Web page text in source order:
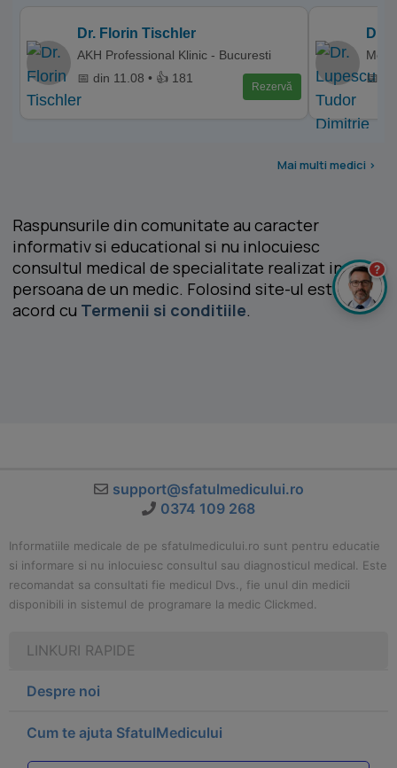
Dr. Florin Tischler
AKH Professional Klinic - Bucuresti
📅 din 11.08 • 👍 181
Rezervă
Dr.
📅
Mai multi medici >
Raspunsurile din comunitate au caracter
informativ si educational si nu inlocuiesc
consultul medical de specialitate realizat in
persoana de un medic. Folosind site-ul esti de
acord cu Termenii si conditiile.
support@sfatulmedicului.ro
0374 109 268
Informatiile medicale de pe sfatulmedicului.ro sunt pentru educatie
si informare si nu inlocuiesc consultul sau diagnosticul medical. Este
recomandat sa consultati fie medicul Dvs., fie unul din medicii
disponibili in sistemul de programare la medic Clickmed.
LINKURI RAPIDE
Despre noi
Cum te ajuta SfatulMedicului
?